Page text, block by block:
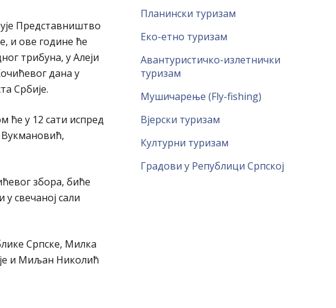
Представништво
и ове године ће
трибуна, у Алеји
дана у
Србије.
ће у 12 сати испред
Вукмановић,
збора, биће
свечаној сали
Српске, Милка
и Миљан Николић
Планински туризам
Еко-етно туризам
Авантуристичко-излетнички
туризам
Мушичарење (Fly-fishing)
Вјерски туризам
Културни туризам
Градови у Републици Српској